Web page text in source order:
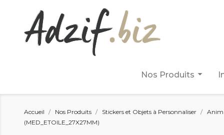
arrow_drop_down
Nos Produits
Accueil Nos Produits Stickers et Objets à Personnaliser
(MED_ETOILE_27X27MM)